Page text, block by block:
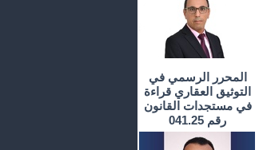
المحرر الرسمي في
التوثيق العقاري قراءة
في مستجدات القانون
رقم 041.25